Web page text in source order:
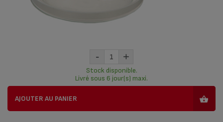
- +
Stock disponible.
Livré sous 6 jour(s) maxi.
AJOUTER AU PANIER